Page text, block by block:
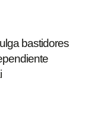
bastidores